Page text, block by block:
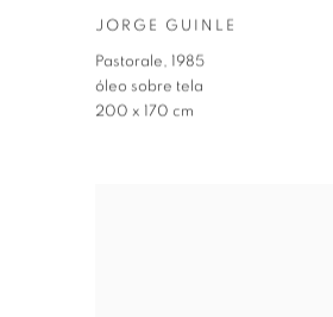
JORGE GUINLE
Pastorale, 1985
óleo sobre tela
200 x 170 cm